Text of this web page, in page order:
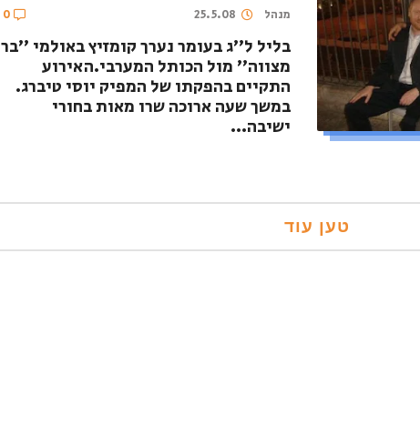
מנהל 25.5.08
0
בליל ל''ג בעומר נערך קומזיץ באולמי ''בר
מצווה'' מול הכותל המערבי.האירוע
התקיים בהפקתו של המפיק יוסי טיברג.
במשך שעה ארוכה שרו מאות בחורי
ישיבה...